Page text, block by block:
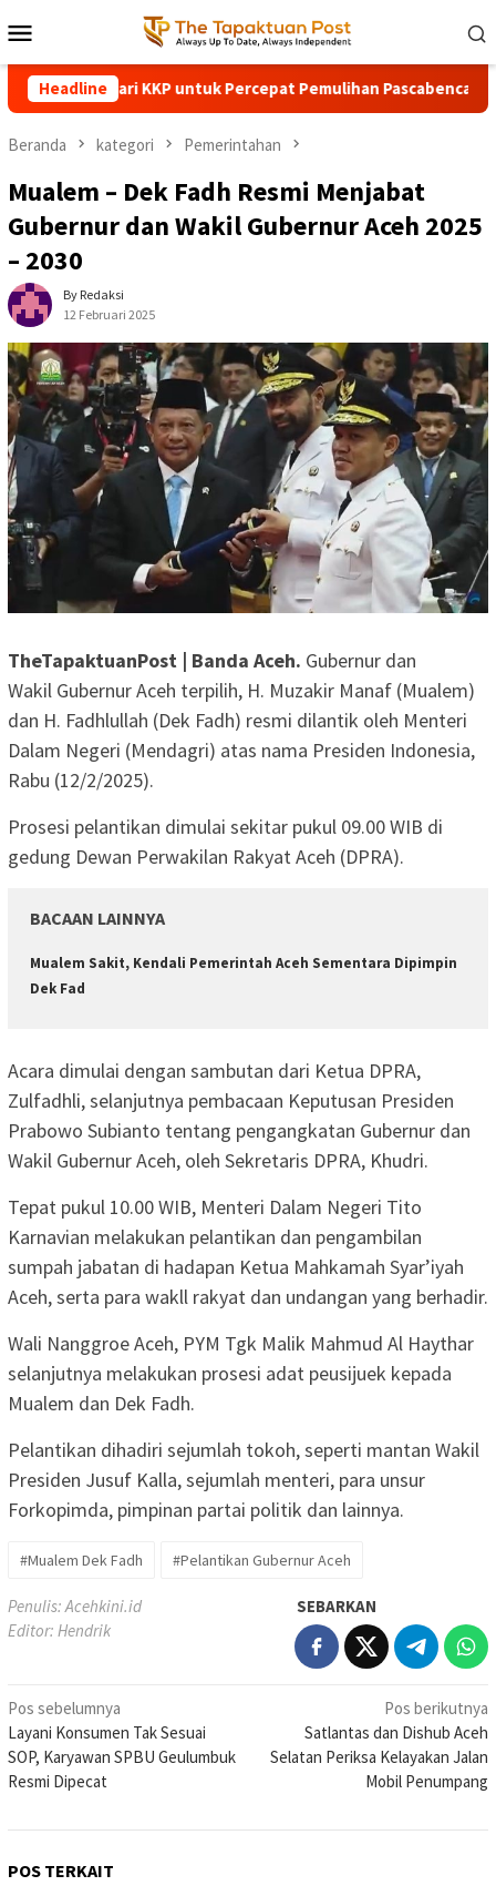
ke
kontenMobile
Headline
Pemulihan Pascabencana Hujan Lebat, Jalan
Beranda kategori Pemerintahan
Mualem – Dek Fadh Resmi Menjabat
Gubernur dan Wakil Gubernur Aceh 2025
– 2030
By Redaksi
12 Februari 2025
TheTapaktuanPost | Banda Aceh. Gubernur dan
Wakil Gubernur Aceh terpilih, H. Muzakir Manaf (Mualem)
dan H. Fadhlullah (Dek Fadh) resmi dilantik oleh Menteri
Dalam Negeri (Mendagri) atas nama Presiden Indonesia,
Rabu (12/2/2025).
Prosesi pelantikan dimulai sekitar pukul 09.00 WIB di
gedung Dewan Perwakilan Rakyat Aceh (DPRA).
BACAAN LAINNYA
Mualem Sakit, Kendali Pemerintah Aceh Sementara Dipimpin
Dek Fad
Acara dimulai dengan sambutan dari Ketua DPRA,
Zulfadhli, selanjutnya pembacaan Keputusan Presiden
Prabowo Subianto tentang pengangkatan Gubernur dan
Wakil Gubernur Aceh, oleh Sekretaris DPRA, Khudri.
Tepat pukul 10.00 WIB, Menteri Dalam Negeri Tito
Karnavian melakukan pelantikan dan pengambilan
sumpah jabatan di hadapan Ketua Mahkamah Syar’iyah
Aceh, serta para wakll rakyat dan undangan yang berhadir.
Wali Nanggroe Aceh, PYM Tgk Malik Mahmud Al Haythar
selanjutnya melakukan prosesi adat peusijuek kepada
Mualem dan Dek Fadh.
Pelantikan dihadiri sejumlah tokoh, seperti mantan Wakil
Presiden Jusuf Kalla, sejumlah menteri, para unsur
Forkopimda, pimpinan partai politik dan lainnya.
#Mualem Dek Fadh #Pelantikan Gubernur Aceh
Penulis: Acehkini.id
Editor: Hendrik
SEBARKAN
Navigasi
pos
Pos sebelumnya
Layani Konsumen Tak Sesuai
SOP, Karyawan SPBU Geulumbuk
Resmi Dipecat
Pos berikutnya
Satlantas dan Dishub Aceh
Selatan Periksa Kelayakan Jalan
Mobil Penumpang
POS TERKAIT